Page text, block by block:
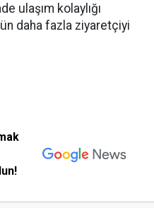
ulaşım kolaylığı
daha fazla ziyaretçiyi